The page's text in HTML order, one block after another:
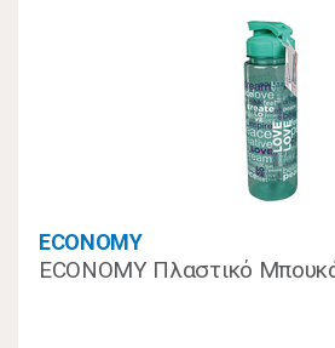
ECONOMY
ECONOMY Πλαστικό